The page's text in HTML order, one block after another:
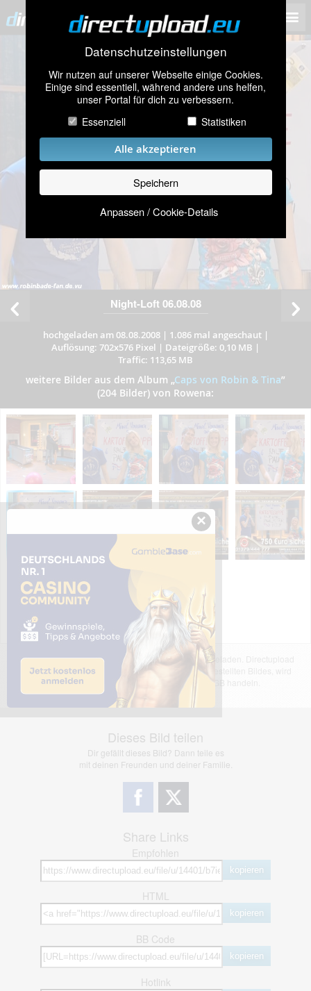
Datenschutzeinstellungen
Wir nutzen auf unserer Webseite einige Cookies.
Einige sind essentiell, während andere uns helfen,
unser Portal für dich zu verbessern.
Essenziell
Statistiken
Alle akzeptieren
Speichern
Anpassen / Cookie-Details
Night-Loft 06.08.08
hochgeladen am 08.08.2008| 1.086 mal angeschaut|
Auflösung: 702x576 Pixel | Dateigröße: 0,10 MB |
Traffic: 113,65 MB
weitere Bilder aus dem Album „Caps von Robin & Tina”
(204 Bilder) von Rowena:
Das dargestellte Bild wurde von einem Nutzer hochgeladen. Directupload
übernimmt keinerlei Haftung für den Inhalt des dargestellten Bildes, wird
jedoch bei Verstößen nach §2(3) unserer AGB handeln.
Dieses Bild teilen
Dir gefällt dieses Bild? Dann teile es
mit deinen Freunden und deiner Familie.
Share Links
Empfohlen
kopieren
HTML
kopieren
BB Code
kopieren
Hotlink
×